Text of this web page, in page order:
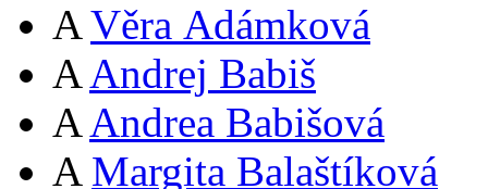
A Věra Adámková
A Andrej Babiš
A Andrea Babišová
A Margita Balaštíková